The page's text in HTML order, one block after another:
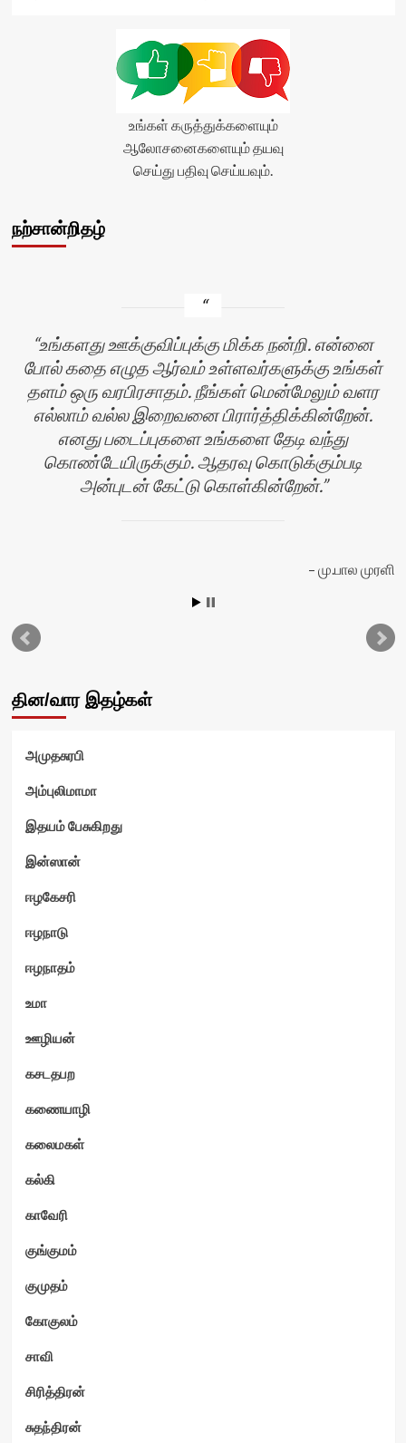
உங்கள் கருத்துக்களையும்
ஆலோசனைகளையும் தயவு
செய்து பதிவு செய்யவும்.
நற்சான்றிதழ்
உங்களது ஊக்குவிப்புக்கு மிக்க நன்றி. என்னை
போல் கதை எழுத ஆர்வம் உள்ளவர்களுக்கு உங்கள்
தளம் ஒரு வரபிரசாதம். நீங்கள் மென்மேலும் வளர
எல்லாம் வல்ல இறைவனை பிரார்த்திக்கின்றேன்.
எனது படைப்புகளை உங்களை தேடி வந்து
கொண்டேயிருக்கும். ஆதரவு கொடுக்கும்படி
அன்புடன் கேட்டு கொள்கின்றேன்.
மு.பால முரளி
தின/வார இதழ்கள்
அமுதசுரபி
அம்புலிமாமா
இதயம் பேசுகிறது
இன்ஸான்
ஈழகேசரி
ஈழநாடு
ஈழநாதம்
உமா
ஊழியன்
கசடதபற
கணையாழி
கலைமகள்
கல்கி
காவேரி
குங்குமம்
குமுதம்
கோகுலம்
சாவி
சிரித்திரன்
சுதந்திரன்